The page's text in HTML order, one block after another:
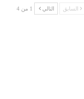
السابق التالي 1 من 4